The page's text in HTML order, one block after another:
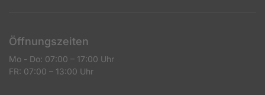
Öffnungszeiten
Mo - Do: 07:00 – 17:00 Uhr
FR: 07:00 – 13:00 Uhr